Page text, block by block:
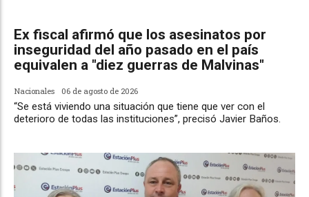
Ex fiscal afirmó que los asesinatos por
inseguridad del año pasado en el país
equivalen a "diez guerras de Malvinas"
Nacionales 06 de agosto de 2026
“Se está viviendo una situación que tiene que ver con el
deterioro de todas las instituciones”, precisó Javier Baños.